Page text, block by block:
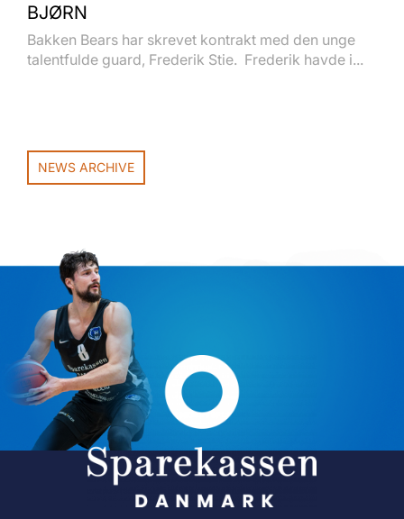
BJØRN
Bakken Bears har skrevet kontrakt med den unge
talentfulde guard, Frederik Stie. Frederik havde i...
NEWS ARCHIVE